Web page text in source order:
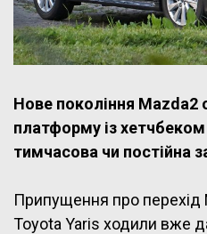
Нове покоління Mazda2
платформу із
тимчасова чи постійна
Припущення про перехід
Toyota Yaris ходили вже